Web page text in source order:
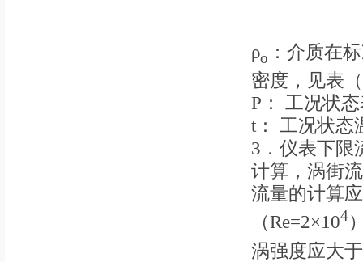
ρo ：介质在
密度，见表
P： 工况状
t： 工况状
3．仪表下限
计算，涡街
流量的计算
（Re=2×104
涡强度应大